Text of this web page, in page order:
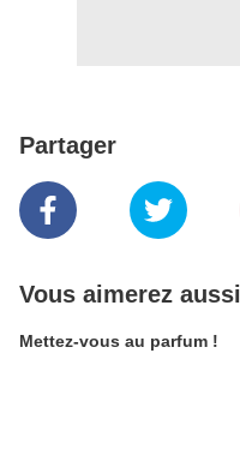
Partager
Vous aimerez aussi
Mettez-vous au parfum !